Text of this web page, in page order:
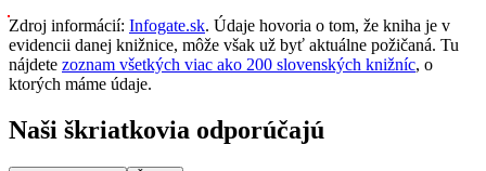
Zdroj informácií: Infogate.sk. Údaje hovoria o tom, že kniha je v
evidencii danej knižnice, môže však už byť aktuálne požičaná. Tu
nájdete zoznam všetkých viac ako 200 slovenských knižníc, o
ktorých máme údaje.
Naši škriatkovia odporúčajú